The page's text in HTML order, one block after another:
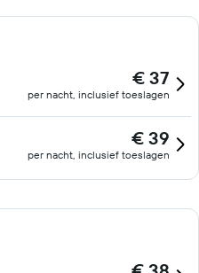
€ 37
per nacht, inclusief toeslagen
€ 39
per nacht, inclusief toeslagen